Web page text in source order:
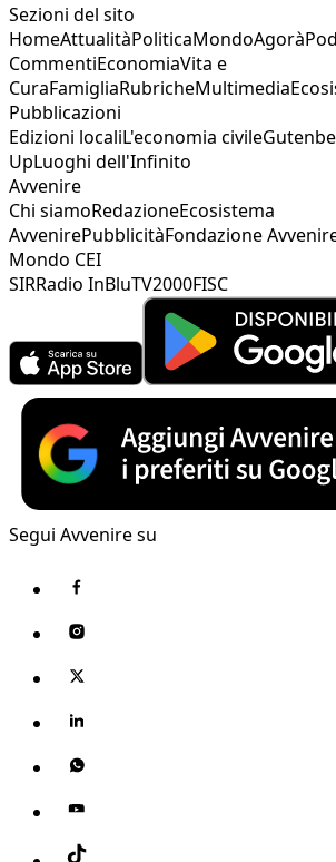
Sezioni del sito
HomeAttualitàPoliticaMondoAgorà
CommentiEconomiaVita e
CuraFamigliaRubricheMultimedia
Pubblicazioni
Edizioni localiL'economia civile
UpLuoghi dell'Infinito
Avvenire
Chi siamoRedazioneEcosistema
AvvenirePubblicitàFondazione
Mondo CEI
SIRRadio InBluTV2000FISC
Segui Avvenire su